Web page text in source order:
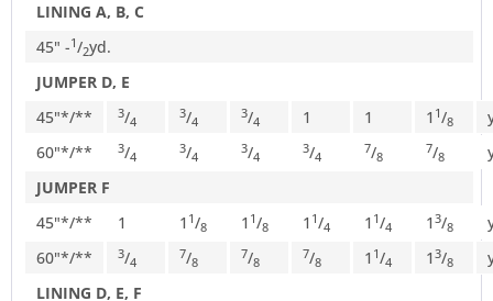
LINING A, B, C
45" -1/2yd.
JUMPER D, E
45"*/**
3/4
3/4
3/4 1 1 1 1/8
60"*/**
3/4
3/4
3/4
3/4
7/8
7/8
JUMPER F
45"*/**
1 1 1/8 1 1/8 1 1/4 1 1/4 1 3/8
60"*/**
3/4
7/8
7/8
7/8 1 1/4 1 3/8
LINING D, E, F